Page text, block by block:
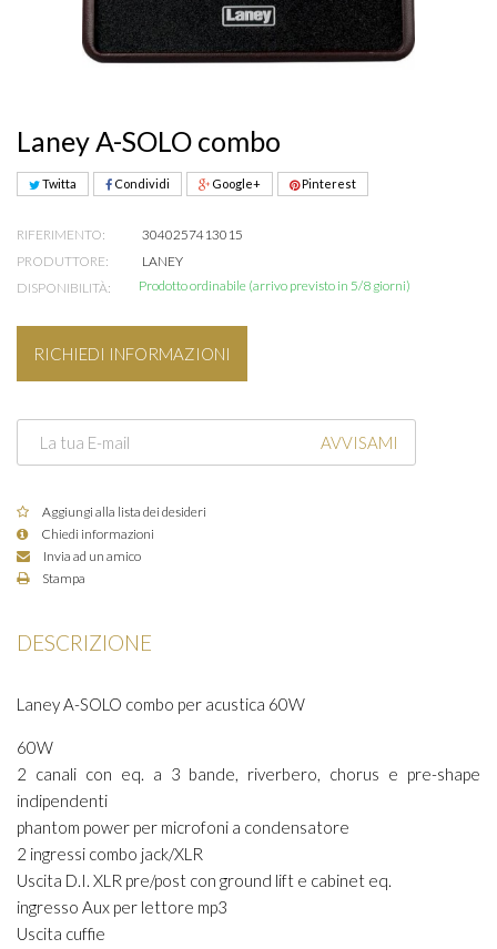
Laney A-SOLO combo
Twitta Condividi Google+ Pinterest
RIFERIMENTO:
3040257413015
PRODUTTORE:
LANEY
DISPONIBILITÀ:
Prodotto ordinabile (arrivo previsto in 5/8 giorni)
RICHIEDI INFORMAZIONI
AVVISAMI
Aggiungi alla lista dei desideri
Chiedi informazioni
Invia ad un amico
Stampa
DESCRIZIONE
Laney A-SOLO combo per acustica 60W
60W
2 canali con eq. a 3 bande, riverbero, chorus e pre-shape
indipendenti
phantom power per microfoni a condensatore
2 ingressi combo jack/XLR
Uscita D.I. XLR pre/post con ground lift e cabinet eq.
ingresso Aux per lettore mp3
Uscita cuffie